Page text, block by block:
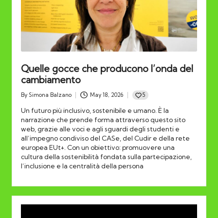
Quelle gocce che producono l’onda del
cambiamento
Posted
by
By Simona Balzano May 18, 2026 5
Un futuro più inclusivo, sostenibile e umano. È la
narrazione che prende forma attraverso questo sito
web, grazie alle voci e agli sguardi degli studenti e
all’impegno condiviso del CASe, del Cudir e della rete
europea EUt+. Con un obiettivo: promuovere una
cultura della sostenibilità fondata sulla partecipazione,
l’inclusione e la centralità della persona